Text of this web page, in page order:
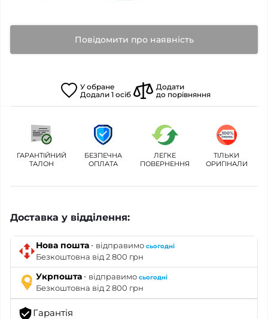
Повідомити про наявність
У обране
Додали 1 осіб
Додати
до порівняння
ГАРАНТІЙНИЙ
ТАЛОН
БЕЗПЕЧНА
ОПЛАТА
ЛЕГКЕ
ПОВЕРНЕННЯ
ТІЛЬКИ
ОРИГІНАЛИ
Доставка у відділення:
Нова пошта · відправимо сьогодні
Безкоштовна від 2 800 грн
Укрпошта · відправимо сьогодні
Безкоштовна від 2 800 грн
Гарантія